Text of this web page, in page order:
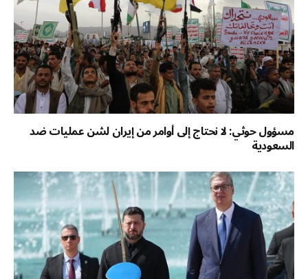
مسؤول حوثي: لا نحتاج إلى أوامر من إيران لشن عمليات ضد
السعودية